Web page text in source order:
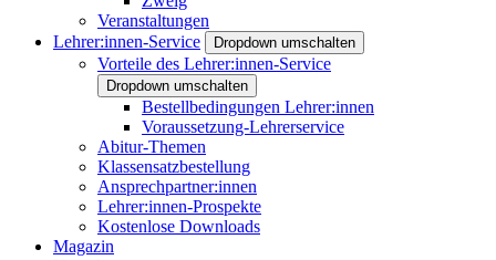
Veranstaltungen
Lehrer:innen-Service
Dropdown umschalten
Vorteile des Lehrer:innen-Service
Dropdown umschalten
Bestellbedingungen Lehrer:innen
Voraussetzung-Lehrerservice
Abitur-Themen
Klassensatzbestellung
Ansprechpartner:innen
Lehrer:innen-Prospekte
Kostenlose Downloads
Magazin